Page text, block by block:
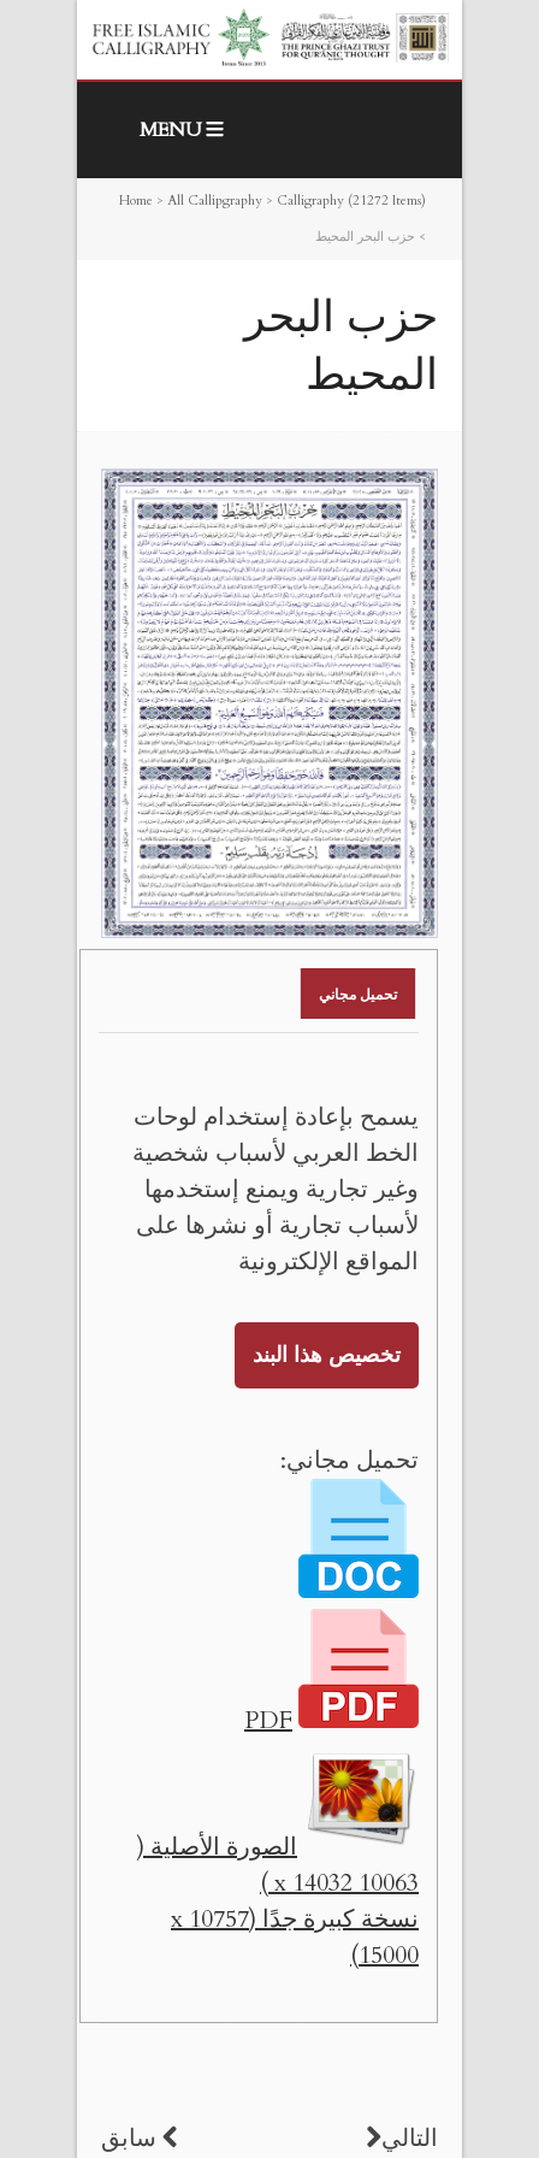
MENU
Home > All Callipgraphy > Calligraphy (21272 Items)
> حزب البحر المحيط
حزب البحر
المحيط
تحميل مجاني
يسمح بإعادة إستخدام لوحات
الخط العربي لأسباب شخصية
وغير تجارية ويمنع إستخدمها
لأسباب تجارية أو نشرها على
المواقع الإلكترونية
تخصيص هذا البند
تحميل مجاني:
PDF
الصورة الأصلية (
10063 x 14032 )
نسخة كبيرة جدًا (10757 x
15000)
سابق التالي